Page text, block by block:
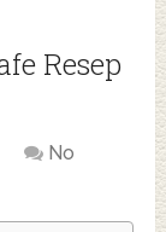
Resep
No